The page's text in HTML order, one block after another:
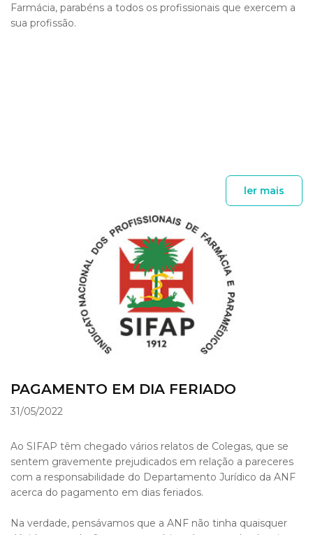
Farmácia, parabéns a todos os profissionais que exercem a
sua profissão.
ler mais
PAGAMENTO EM DIA FERIADO
31/05/2022
Ao SIFAP têm chegado vários relatos de Colegas, que se
sentem gravemente prejudicados em relação a pareceres
com a responsabilidade do Departamento Jurídico da ANF
acerca do pagamento em dias feriados.
Na verdade, pensávamos que a ANF não tinha quaisquer